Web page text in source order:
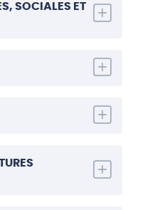
SOCIALES ET